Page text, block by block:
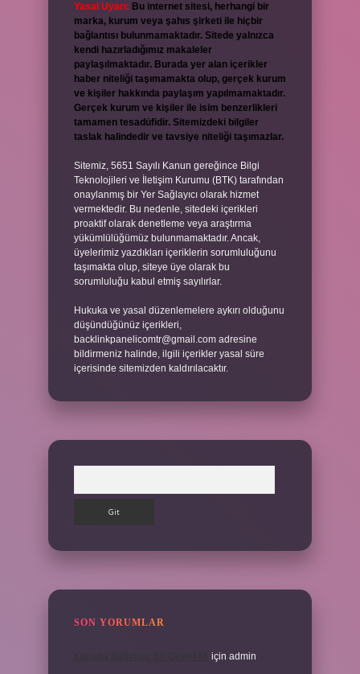
Yasal Uyarı: Bu internet sitesi, herhangi bir
marka, kurum veya şahıs şirketi ile hiçbir
bağlantısı bulunmamaktadır. Sitede yalnızca
kendi hazırladığımız makaleler
paylaşılmaktadır. Burada yer alan içerikler
haber niteliği taşımamakta olup, gerçek kurum
ve kişiler hakkında paylaşım yapılmamaktadır.
Gerçek kurum ve kişiler ile isim benzerlikleri
tamamen tesadüfidir. Sitemizdeki bilgiler
taslak halindedir ve tavsiye niteliği taşımazlar.
Sitemiz, 5651 Sayılı Kanun gereğince Bilgi
Teknolojileri ve İletişim Kurumu (BTK) tarafından
onaylanmış bir Yer Sağlayıcı olarak hizmet
vermektedir. Bu nedenle, sitedeki içerikleri
proaktif olarak denetleme veya araştırma
yükümlülüğümüz bulunmamaktadır. Ancak,
üyelerimiz yazdıkları içeriklerin sorumluluğunu
taşımakta olup, siteye üye olarak bu
sorumluluğu kabul etmiş sayılırlar.
Hukuka ve yasal düzenlemelere aykırı olduğunu
düşündüğünüz içerikleri,
backlinkpanelicomtr@gmail.com adresine
bildirmeniz halinde, ilgili içerikler yasal süre
içerisinde sitemizden kaldırılacaktır.
SON YORUMLAR
için admin